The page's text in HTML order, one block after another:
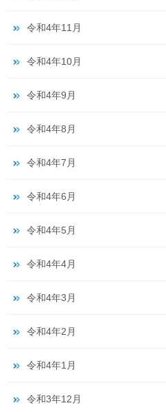
令和4年11月
令和4年10月
令和4年9月
令和4年8月
令和4年7月
令和4年6月
令和4年5月
令和4年4月
令和4年3月
令和4年2月
令和4年1月
令和3年12月